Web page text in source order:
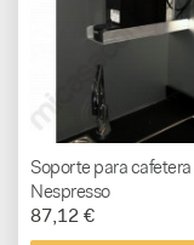
Soporte para cafetera
Nespresso
87,12 €